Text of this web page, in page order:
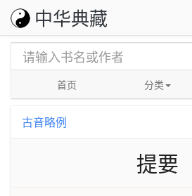
中华典藏
首页 分类
古音略例
提要